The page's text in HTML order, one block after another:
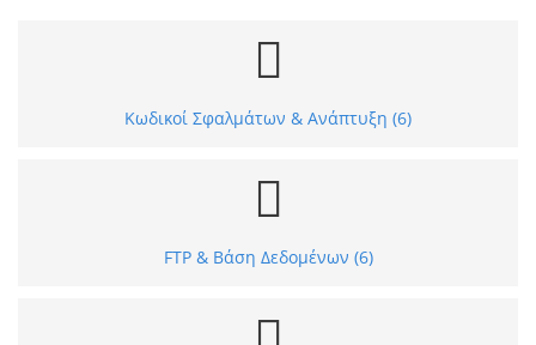
Κωδικοί Σφαλμάτων & Ανάπτυξη (6)
FTP & Βάση Δεδομένων (6)